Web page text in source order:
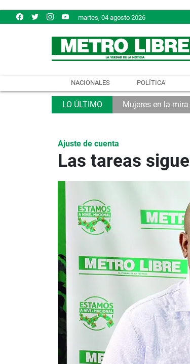
martes, 04 agosto 2026
NACIONALES POLÍTICA
Mujeres en la
Ajuste de cuenta
Las tareas